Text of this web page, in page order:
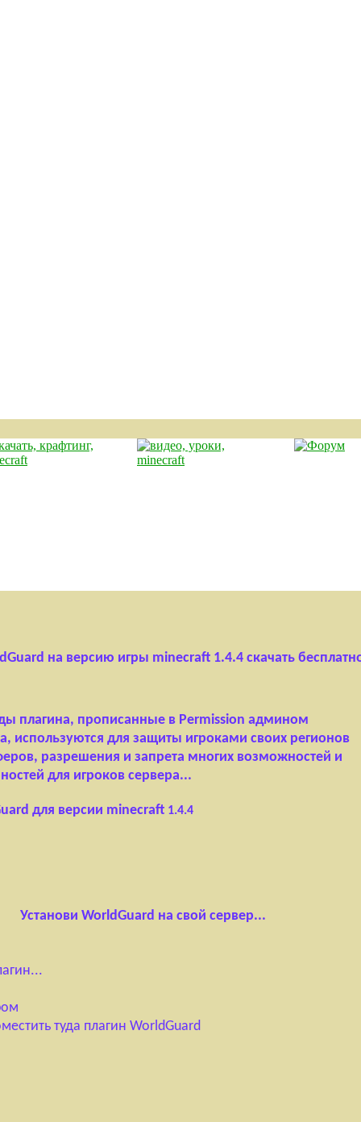
на версию игры minecraft 1.4.4 скачать
плагина, прописанные в Permission админом
используются для защиты игроками своих регионов
разрешения и запрета многих возможностей и
для игроков сервера...
для версии minecraft 1.4.4
Установи WorldGuard на свой сервер...
туда плагин WorldGuard